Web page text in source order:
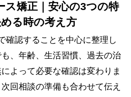
ス矯正｜安心の3つの特
る時の考え方
確認することを中心に整理し
、年齢、生活習慣、過去の治
よって必要な確認は変わりま
回相談の準備も合わせて伝え